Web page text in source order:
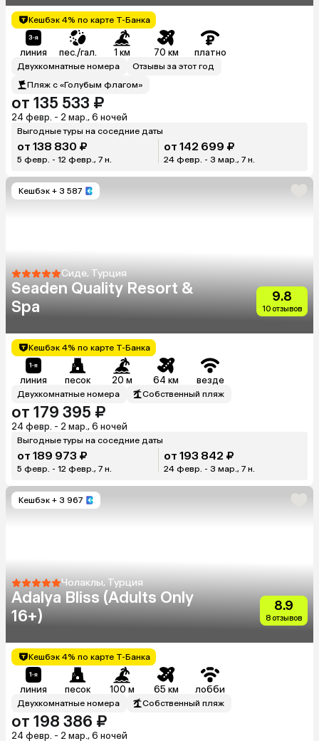
Кешбэк 4% по карте Т-Банка
линия пес./гал. 1 км 70 км платно
Двухкомнатные номера
Отзывы за этот год
Пляж с «Голубым флагом»
от 135 533 ₽
24 февр. - 2 мар., 6 ночей
Выгодные туры на соседние даты
от 138 830 ₽
5 февр. - 12 февр., 7 н.
от 142 699 ₽
24 февр. - 3 мар., 7 н.
Кешбэк + 3 587
Сиде, Турция
Seaden Quality Resort &
Spa
9.8
10 отзывов
Кешбэк 4% по карте Т-Банка
линия песок 20 м 64 км везде
Двухкомнатные номера Собственный пляж
от 179 395 ₽
24 февр. - 2 мар., 6 ночей
Выгодные туры на соседние даты
от 189 973 ₽
5 февр. - 12 февр., 7 н.
от 193 842 ₽
24 февр. - 3 мар., 7 н.
Кешбэк + 3 967
Чолаклы, Турция
Adalya Bliss (Adults Only
16+)
8.9
8 отзывов
Кешбэк 4% по карте Т-Банка
линия песок 100 м 65 км лобби
Двухкомнатные номера Собственный пляж
от 198 386 ₽
24 февр. - 2 мар., 6 ночей